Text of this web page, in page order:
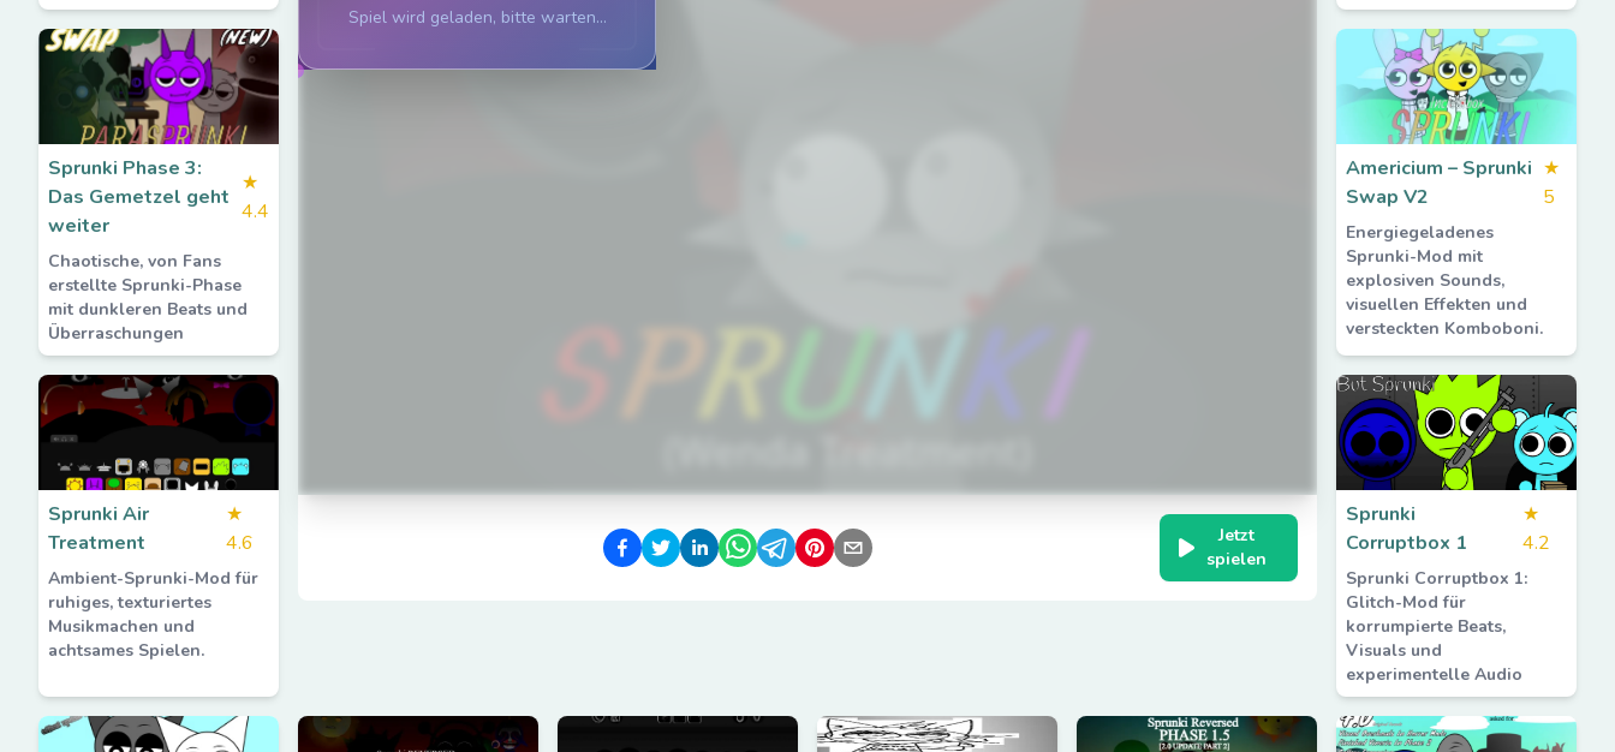
Spiel wird geladen, bitte warten...
Jetzt
spielen
Sprunki Phase 3:
Das Gemetzel geht
weiter
★
4.4
Chaotische, von Fans
erstellte Sprunki-Phase
mit dunkleren Beats und
Überraschungen
Americium – Sprunki
Swap V2
★
5
Energiegeladenes
Sprunki-Mod mit
explosiven Sounds,
visuellen Effekten und
versteckten Komboboni.
Sprunki Air
Treatment
★
4.6
Ambient-Sprunki-Mod für
ruhiges, texturiertes
Musikmachen und
achtsames Spielen.
Sprunki
Corruptbox 1
★
4.2
Sprunki Corruptbox 1:
Glitch-Mod für
korrumpierte Beats,
Visuals und
experimentelle Audio